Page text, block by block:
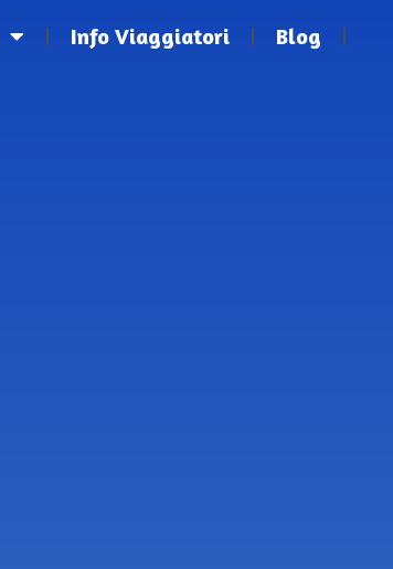
Info Viaggiatori
Blog